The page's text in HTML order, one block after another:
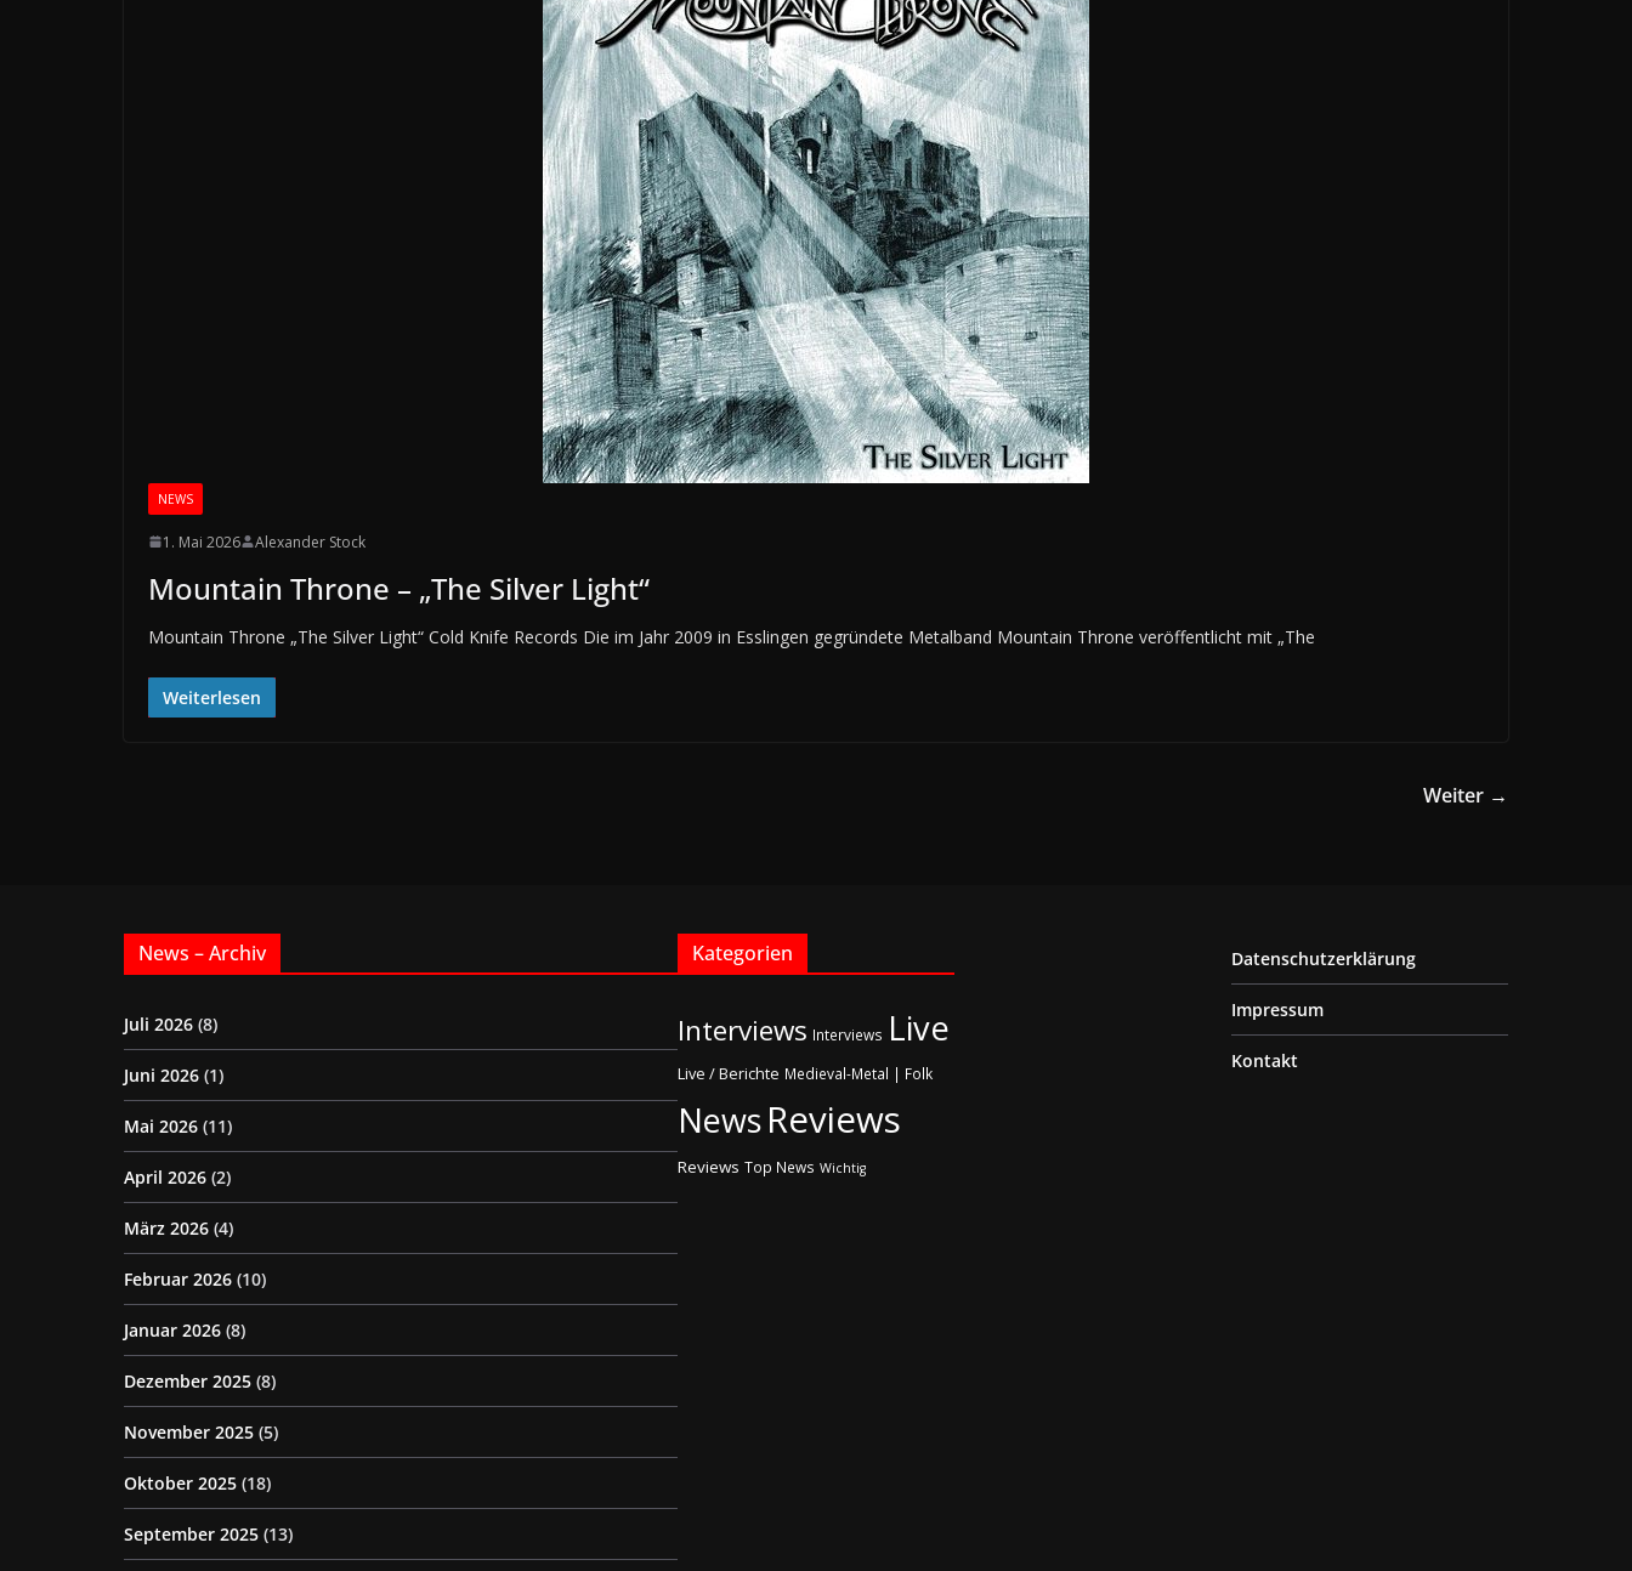
NEWS
1. Mai 2026 Alexander Stock
Mountain Throne – „The Silver Light“
Mountain Throne „The Silver Light“ Cold Knife Records Die im Jahr 2009 in Esslingen gegründete Metalband Mountain Throne veröffentlicht mit „The
Weiterlesen
Weiter →
News – Archiv
Juli 2026 (8)
Juni 2026 (1)
Mai 2026 (11)
April 2026 (2)
März 2026 (4)
Februar 2026 (10)
Januar 2026 (8)
Dezember 2025 (8)
November 2025 (5)
Oktober 2025 (18)
September 2025 (13)
Kategorien
Interviews Interviews Live
Live / Berichte Medieval-Metal | Folk
NewsReviews
Reviews Top News Wichtig
Datenschutzerklärung
Impressum
Kontakt